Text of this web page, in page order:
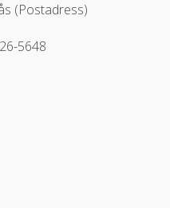
(Postadress)
5648